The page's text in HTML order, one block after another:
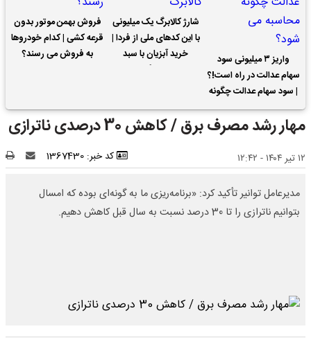
واریز ۳ میلیونی سود
سهام عدالت در راه است!؟
| سود سهام عدالت چگونه
محاسبه می شود؟
شارژ کالابرگ یک میلیونی
با این کدهای ملی از فردا |
خرید آبزیان با سبد
فروش بهمن موتور بدون
قرعه کشی | کدام خودروها
به فروش می رسند؟
مهار رشد مصرف برق / کاهش 30 درصدی ناترازی
۱۲ تیر ۱۴۰۴ - ۱۲:۴۲ کد خبر: 1367430
مدیرعامل توانیر تأکید کرد: «برنامه‌ریزی ما به گونه‌ای بوده که امسال
بتوانیم ناترازی را تا 30 درصد نسبت به سال قبل کاهش دهیم.